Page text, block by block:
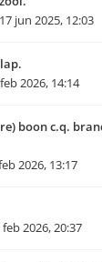
jun 2025, 12:03
2026, 14:14
boon c.q.
2026, 13:17
2026, 20:37